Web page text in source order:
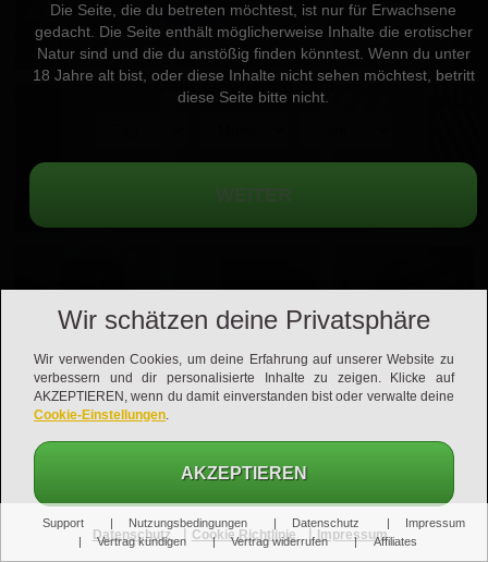
ein Mann Männer
Dein Geburtsdatum
Mehr als 1.000 neue Mitglieder täglich
Sichere Verbindung durch SSL-Verschlüsselung
Support Nutzungsbedingungen Datenschutz
Impressum
Vertrag kündigen
Vertrag widerrufen Affiliates
Die Seite, die du betreten möchtest, ist nur für Erwachsene
gedacht. Die Seite enthält möglicherweise Inhalte die erotischer
Natur sind und die du anstößig finden könntest. Wenn du unter
18 Jahre alt bist, oder diese Inhalte nicht sehen möchtest, betritt
diese Seite bitte nicht.
Wir schätzen deine Privatsphäre
Wir verwenden Cookies, um deine Erfahrung auf unserer Website zu
verbessern und dir personalisierte Inhalte zu zeigen. Klicke auf
AKZEPTIEREN, wenn du damit einverstanden bist oder verwalte deine
Cookie-Einstellungen.
AKZEPTIEREN
Datenschutz | Cookie Richtlinie | Impressum